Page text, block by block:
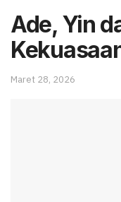
Ade, Yin
Maret 28, 2026